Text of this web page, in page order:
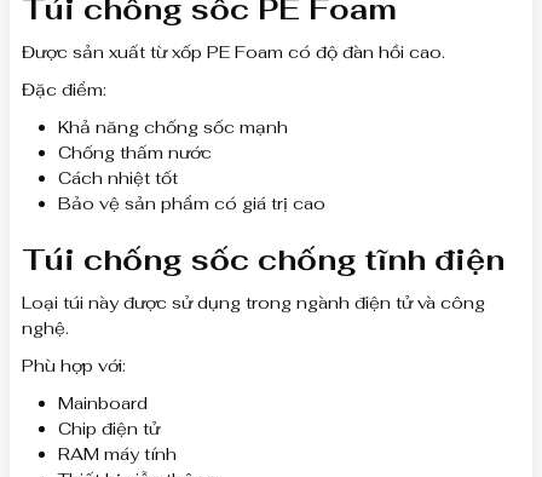
Túi chống sốc PE Foam
Được sản xuất từ xốp PE Foam có độ đàn hồi cao.
Đặc điểm:
Khả năng chống sốc mạnh
Chống thấm nước
Cách nhiệt tốt
Bảo vệ sản phẩm có giá trị cao
Túi chống sốc chống tĩnh điện
Loại túi này được sử dụng trong ngành điện tử và công
nghệ.
Phù hợp với:
Mainboard
Chip điện tử
RAM máy tính